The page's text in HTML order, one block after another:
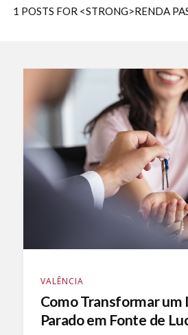
1 POSTS FOR <STRONG>RENDA
VALÊNCIA
Como Transformar um
Parado em Fonte de